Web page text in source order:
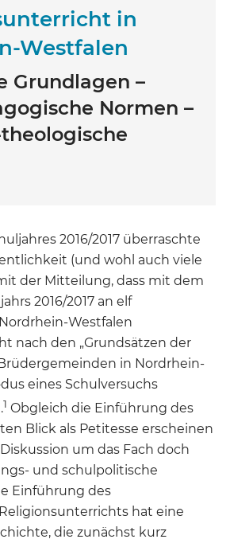
in
Westfalen
Grundlagen –
Normen –
2016/2017 überraschte
(und wohl auch viele
der Mitteilung, dass mit dem
2016/2017 an elf
Westfalen
nach den „Grundsätzen der
in Nordrhein-
eines Schulversuchs
1 Obgleich die Einführung des
Blick als Petitesse erscheinen
um das Fach doch
und schulpolitische
Einführung des
hat eine
die zunächst kurz